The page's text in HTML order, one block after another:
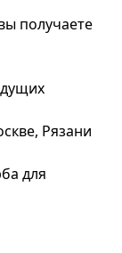
получаете
Рязани
для